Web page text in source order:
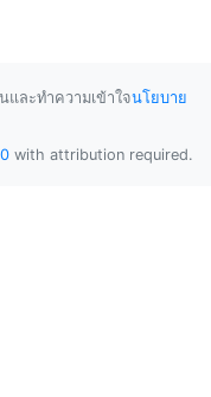
และทำความเข้าใจนโยบาย
with attribution required.